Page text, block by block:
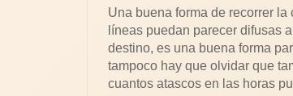
Una buena forma de recorrer
líneas puedan parecer difusas
destino, es una buena forma
tampoco hay que olvidar que
cuantos atascos en las horas